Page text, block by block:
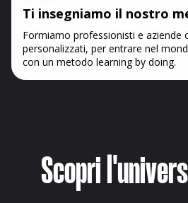
Ti insegniamo il nostro
Formiamo professionisti e aziende
personalizzati, per entrare nel
con un metodo learning by doing.
Scopri